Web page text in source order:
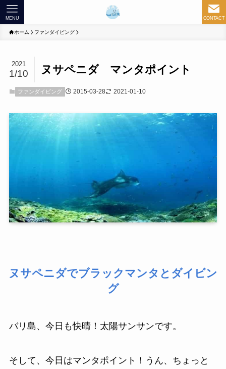
CONTACT
MENU
ホーム ファンダイビング
ヌサペニダ マンタポイント
2021
1/10
ファンダイビング 2015-03-28 2021-01-10
ヌサペニダでブラックマンタとダイビン
グ
バリ島、今日も快晴！太陽サンサンです。
そして、今日はマンタポイント！うん、ちょっと